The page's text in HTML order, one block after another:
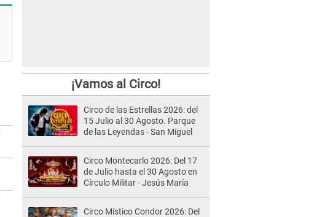
¡Vamos al Circo!
Circo de las Estrellas 2026: del
15 Julio al 30 Agosto. Parque
de las Leyendas - San Miguel
Circo Montecarlo 2026: Del 17
de Julio hasta el 30 Agosto en
Círculo Militar - Jesús María
Circo Místico Condor 2026: Del